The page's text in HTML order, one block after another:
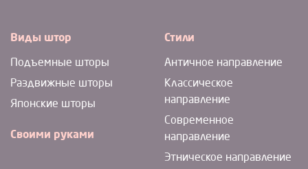
Виды штор
Подъемные шторы
Раздвижные шторы
Японские шторы
Своими руками
Стили
Античное направление
Классическое
направление
Современное
направление
Этническое направление